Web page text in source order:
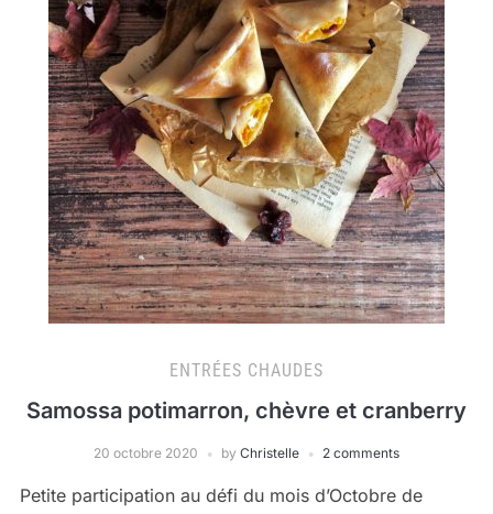
ENTRÉES CHAUDES
Samossa potimarron, chèvre et cranberry
20 octobre 2020 by Christelle 2 comments
Petite participation au défi du mois d’Octobre de